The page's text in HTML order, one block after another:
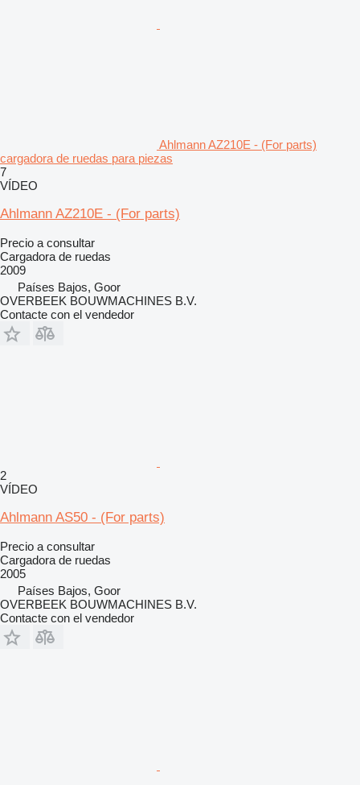
Ahlmann AZ210E - (For parts)
cargadora de ruedas para piezas
7
VÍDEO
Ahlmann AZ210E - (For parts)
Precio a consultar
Cargadora de ruedas
2009
Países Bajos, Goor
OVERBEEK BOUWMACHINES B.V.
Contacte con el vendedor
2
VÍDEO
Ahlmann AS50 - (For parts)
Precio a consultar
Cargadora de ruedas
2005
Países Bajos, Goor
OVERBEEK BOUWMACHINES B.V.
Contacte con el vendedor